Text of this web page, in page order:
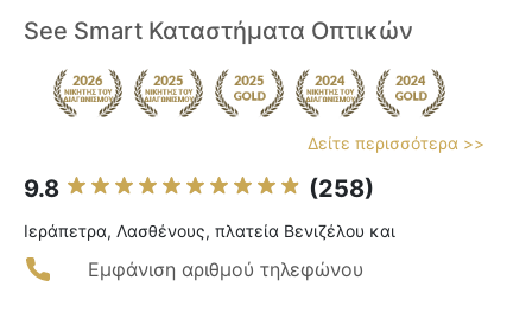
See Smart Καταστήματα Οπτικών
Δείτε περισσότερα >>
9.8 (258)
Ιεράπετρα, Λασθένους, πλατεία Βενιζέλου και
Εμφάνιση αριθμού τηλεφώνου